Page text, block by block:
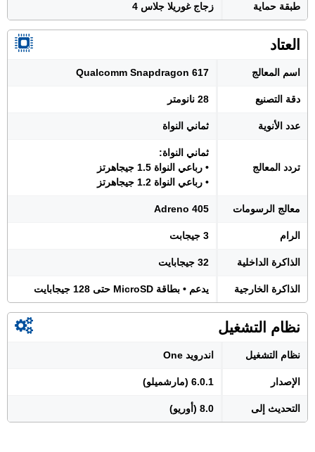
طبقة حماية زجاج غوريلا جلاس 4
العتاد
اسم المعالج Qualcomm Snapdragon 617
دقة التصنيع 28 نانومتر
عدد الأنوية ثماني النواة
تردد المعالج
ثماني النواة:
• رباعي النواة 1.5 جيجاهرتز
• رباعي النواة 1.2 جيجاهرتز
معالج الرسومات Adreno 405
الرام 3 جيجابت
الذاكرة الداخلية 32 جيجابايت
الذاكرة الخارجية يدعم • بطاقة MicroSD حتى 128 جيجابايت
نظام التشغيل
نظام التشغيل اندرويد One
الإصدار 6.0.1 (مارشميلو)
التحديث إلى 8.0 (أوريو)